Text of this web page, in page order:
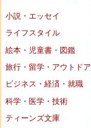
小説・エッセイ
ライフスタイル
絵本・児童書・図鑑
旅行・留学・アウトドア
ビジネス・経済・就職
科学・医学・技術
ティーンズ文庫